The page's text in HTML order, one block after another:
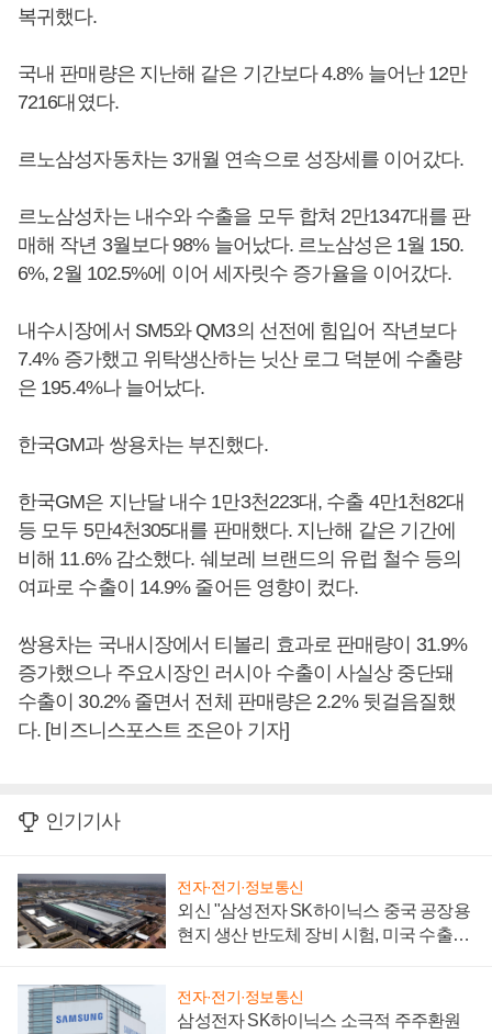
복귀했다.
국내 판매량은 지난해 같은 기간보다 4.8% 늘어난 12만
7216대였다.
르노삼성자동차는 3개월 연속으로 성장세를 이어갔다.
르노삼성차는 내수와 수출을 모두 합쳐 2만1347대를 판
매해 작년 3월보다 98% 늘어났다. 르노삼성은 1월 150.
6%, 2월 102.5%에 이어 세자릿수 증가율을 이어갔다.
내수시장에서 SM5와 QM3의 선전에 힘입어 작년보다
7.4% 증가했고 위탁생산하는 닛산 로그 덕분에 수출량
은 195.4%나 늘어났다.
한국GM과 쌍용차는 부진했다.
한국GM은 지난달 내수 1만3천223대, 수출 4만1천82대
등 모두 5만4천305대를 판매했다. 지난해 같은 기간에
비해 11.6% 감소했다. 쉐보레 브랜드의 유럽 철수 등의
여파로 수출이 14.9% 줄어든 영향이 컸다.
쌍용차는 국내시장에서 티볼리 효과로 판매량이 31.9%
증가했으나 주요시장인 러시아 수출이 사실상 중단돼
수출이 30.2% 줄면서 전체 판매량은 2.2% 뒷걸음질했
다. [비즈니스포스트 조은아 기자]
인기기사
전자·전기·정보통신
외신 "삼성전자 SK하이닉스 중국 공장용
현지 생산 반도체 장비 시험, 미국 수출통
전자·전기·정보통신
삼성전자 SK하이닉스 소극적 주주환원